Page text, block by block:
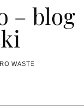
– blog
WASTE